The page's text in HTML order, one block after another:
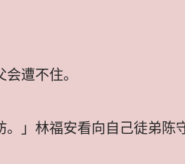
遭不住。
」林福安看向自己徒弟陈